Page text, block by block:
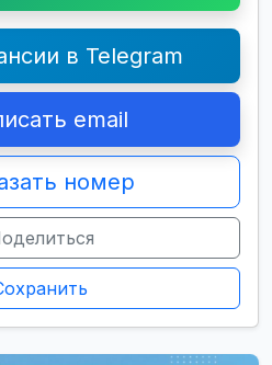
в Telegram
email
номер